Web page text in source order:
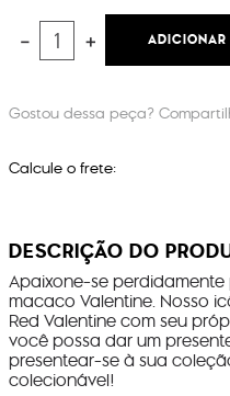
＋
－ ADICIONAR
Calcule o frete:
DESCRIÇÃO DO
Apaixone-se
macaco Valentine. Nosso
Red Valentine com seu
você possa dar um
presentear-se à sua
colecionável!